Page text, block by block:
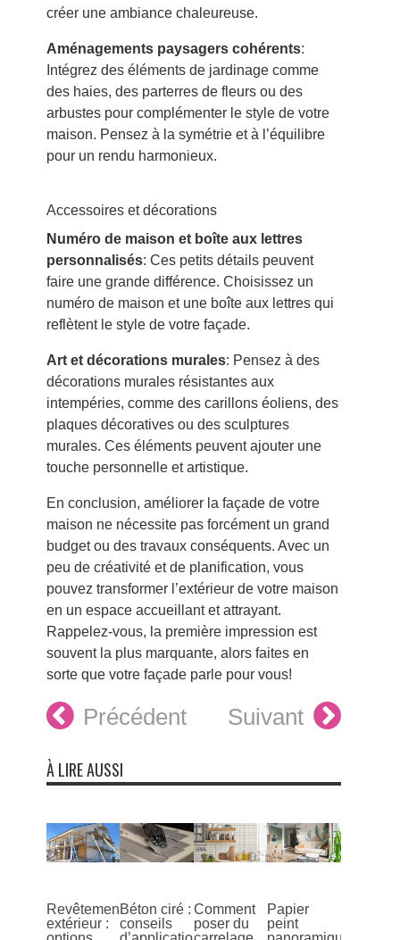
créer une ambiance chaleureuse.
Aménagements paysagers cohérents:
Intégrez des éléments de jardinage comme
des haies, des parterres de fleurs ou des
arbustes pour complémenter le style de votre
maison. Pensez à la symétrie et à l’équilibre
pour un rendu harmonieux.
Accessoires et décorations
Numéro de maison et boîte aux lettres
personnalisés: Ces petits détails peuvent
faire une grande différence. Choisissez un
numéro de maison et une boîte aux lettres qui
reflètent le style de votre façade.
Art et décorations murales: Pensez à des
décorations murales résistantes aux
intempéries, comme des carillons éoliens, des
plaques décoratives ou des sculptures
murales. Ces éléments peuvent ajouter une
touche personnelle et artistique.
En conclusion, améliorer la façade de votre
maison ne nécessite pas forcément un grand
budget ou des travaux conséquents. Avec un
peu de créativité et de planification, vous
pouvez transformer l’extérieur de votre maison
en un espace accueillant et attrayant.
Rappelez-vous, la première impression est
souvent la plus marquante, alors faites en
sorte que votre façade parle pour vous!
Précédent Suivant
À LIRE AUSSI
Revêtement
extérieur :
Béton ciré :
conseils
Comment
poser du
Papier
peint